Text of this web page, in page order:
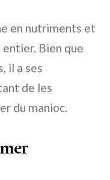
en nutriments et
Bien que
il a ses
de les
du manioc.